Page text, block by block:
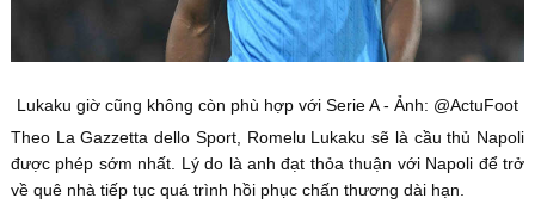
Lukaku giờ cũng không còn phù hợp với Serie A - Ảnh: @ActuFoot
Theo La Gazzetta dello Sport, Romelu Lukaku sẽ là cầu thủ Napoli
được phép sớm nhất. Lý do là anh đạt thỏa thuận với Napoli để trở
về quê nhà tiếp tục quá trình hồi phục chấn thương dài hạn.